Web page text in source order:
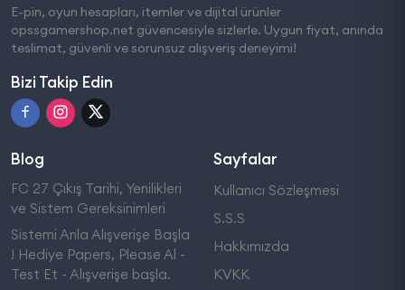
E-pin, oyun hesapları, itemler ve dijital ürünler
opssgamershop.net güvencesiyle sizlerle. Uygun fiyat, anında
teslimat, güvenli ve sorunsuz alışveriş deneyimi!
Bizi Takip Edin
Blog
FC 27 Çıkış Tarihi, Yenilikleri
ve Sistem Gereksinimleri
Sistemi Anla Alışverişe Başla
! Hediye Papers, Please Al -
Test Et - Alışverişe başla.
Sayfalar
Kullanıcı Sözleşmesi
S.S.S
Hakkımızda
KVKK